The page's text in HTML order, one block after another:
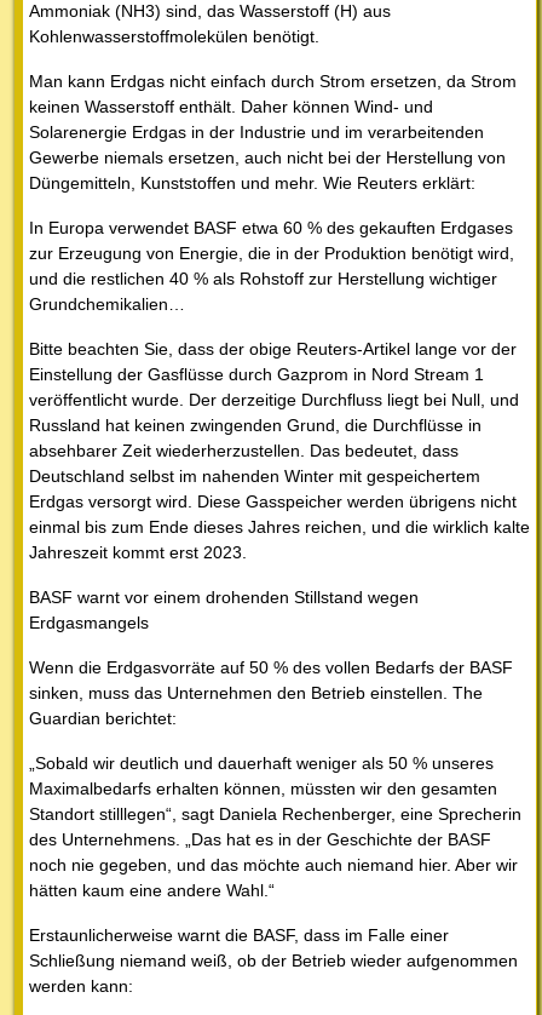
Ammoniak (NH3) sind, das Wasserstoff (H) aus
Kohlenwasserstoffmolekülen benötigt.
Man kann Erdgas nicht einfach durch Strom ersetzen, da Strom
keinen Wasserstoff enthält. Daher können Wind- und
Solarenergie Erdgas in der Industrie und im verarbeitenden
Gewerbe niemals ersetzen, auch nicht bei der Herstellung von
Düngemitteln, Kunststoffen und mehr. Wie Reuters erklärt:
In Europa verwendet BASF etwa 60 % des gekauften Erdgases
zur Erzeugung von Energie, die in der Produktion benötigt wird,
und die restlichen 40 % als Rohstoff zur Herstellung wichtiger
Grundchemikalien…
Bitte beachten Sie, dass der obige Reuters-Artikel lange vor der
Einstellung der Gasflüsse durch Gazprom in Nord Stream 1
veröffentlicht wurde. Der derzeitige Durchfluss liegt bei Null, und
Russland hat keinen zwingenden Grund, die Durchflüsse in
absehbarer Zeit wiederherzustellen. Das bedeutet, dass
Deutschland selbst im nahenden Winter mit gespeichertem
Erdgas versorgt wird. Diese Gasspeicher werden übrigens nicht
einmal bis zum Ende dieses Jahres reichen, und die wirklich kalte
Jahreszeit kommt erst 2023.
BASF warnt vor einem drohenden Stillstand wegen
Erdgasmangels
Wenn die Erdgasvorräte auf 50 % des vollen Bedarfs der BASF
sinken, muss das Unternehmen den Betrieb einstellen. The
Guardian berichtet:
„Sobald wir deutlich und dauerhaft weniger als 50 % unseres
Maximalbedarfs erhalten können, müssten wir den gesamten
Standort stilllegen“, sagt Daniela Rechenberger, eine Sprecherin
des Unternehmens. „Das hat es in der Geschichte der BASF
noch nie gegeben, und das möchte auch niemand hier. Aber wir
hätten kaum eine andere Wahl.“
Erstaunlicherweise warnt die BASF, dass im Falle einer
Schließung niemand weiß, ob der Betrieb wieder aufgenommen
werden kann: